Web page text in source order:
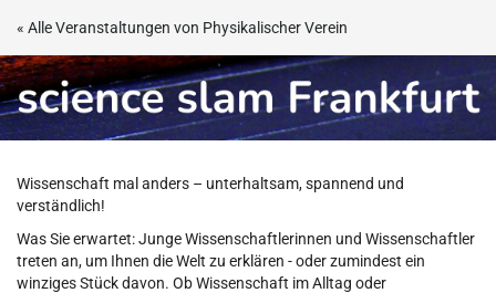
Zum
Inhalt
springen
« Alle Veranstaltungen von Physikalischer Verein
science
slam
2026
Sa,
7.
November
2026
Wissenschaft mal anders – unterhaltsam, spannend und
verständlich!
Was Sie erwartet: Junge Wissenschaftlerinnen und Wissenschaftler
treten an, um Ihnen die Welt zu erklären - oder zumindest ein
winziges Stück davon. Ob Wissenschaft im Alltag oder